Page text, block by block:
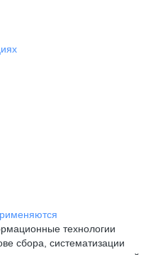
технологии
сбора, систематизации